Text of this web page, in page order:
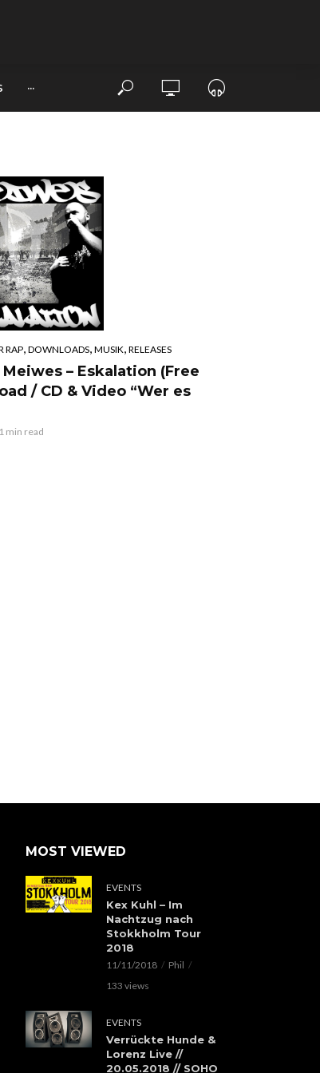
···
RAP, DOWNLOADS, MUSIK, RELEASES
– Eskalation (Free
/ CD & Video “Wer es
1 min read
MOST VIEWED
EVENTS
Kex Kuhl – Im
Nachtzug nach
Stokkholm Tour
2018
11/11/2018
Phil
133 views
EVENTS
Verrückte Hunde &
Lorenz Live //
20.05.2018 // SOHO